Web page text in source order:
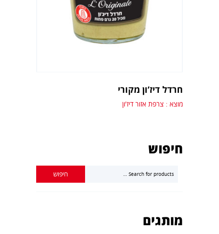
חרדל דיז’ון מקורי
מוצא : צרפת אזור דיז'ון
חיפוש
מותגים